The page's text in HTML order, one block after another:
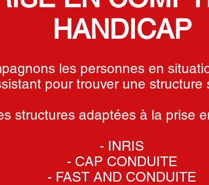
HANDICAP
les personnes en
pour trouver une structure
structures adaptées à la prise
- INRIS
- CAP CONDUITE
- FAST AND CONDUITE